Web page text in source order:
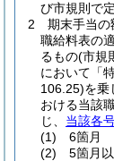
び市規則で
2
期末手当
職給料表の
るもの(市規
において「
106.25)を乗
おける当該
じ、 当該各
(1)
6箇月
(2)
5箇月